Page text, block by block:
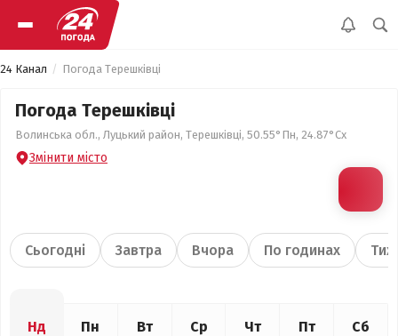
24 Канал Погода Терешківці
Погода Терешківці
Волинська обл., Луцький район, Терешківці, 50.55°Пн, 24.87°Сх
Змінити місто
Сьогодні Завтра Вчора По годинах
Нд Пн Вт Ср Чт Пт Сб